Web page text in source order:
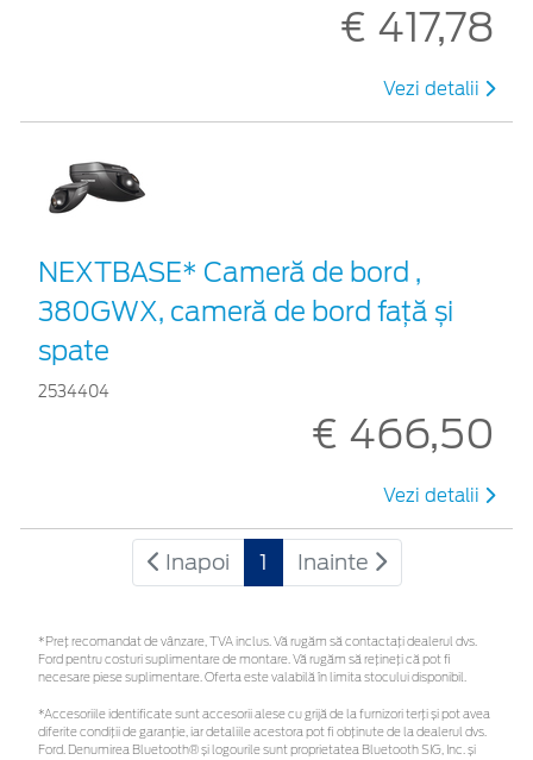
€ 417,78
Vezi detalii
NEXTBASE* Cameră de bord ,
380GWX, cameră de bord față și
spate
2534404
€ 466,50
Vezi detalii
Inapoi 1 Inainte
*Preţ recomandat de vânzare, TVA inclus. Vă rugăm să contactaţi dealerul dvs.
Ford pentru costuri suplimentare de montare. Vă rugăm să rețineți că pot fi
necesare piese suplimentare. Oferta este valabilă în limita stocului disponibil.
*Accesoriile identificate sunt accesorii alese cu grijă de la furnizori terți și pot avea
diferite condiții de garanție, iar detaliile acestora pot fi obținute de la dealerul dvs.
Ford. Denumirea Bluetooth® și logourile sunt proprietatea Bluetooth SIG, Inc. și